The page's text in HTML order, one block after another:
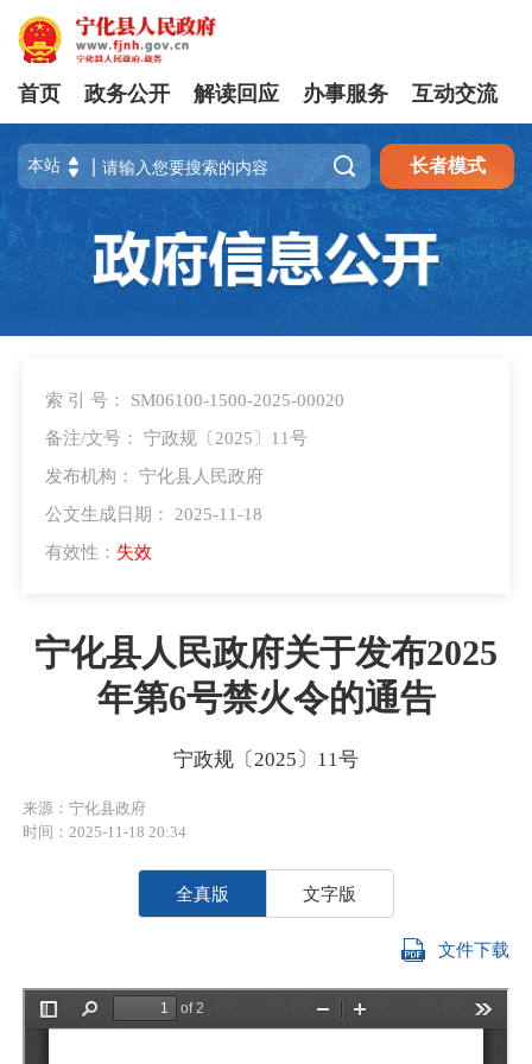
首页 政务公开 解读回应 办事服务 互动交流
 长者模式
索 引 号： SM06100-1500-2025-00020
备注/文号： 宁政规〔2025〕11号
发布机构： 宁化县人民政府
公文生成日期： 2025-11-18
有效性： 失效
宁化县人民政府关于发布2025
年第6号禁火令的通告
宁政规〔2025〕11号
来源：宁化县政府
时间：2025-11-18 20:34
全真版 文字版
文件下载